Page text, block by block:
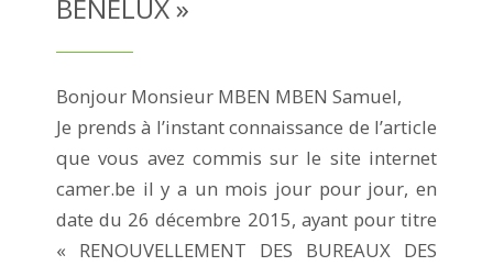
BENELUX »
Bonjour Monsieur MBEN MBEN Samuel,
Je prends à l’instant connaissance de l’article
que vous avez commis sur le site internet
camer.be il y a un mois jour pour jour, en
date du 26 décembre 2015, ayant pour titre
« RENOUVELLEMENT DES BUREAUX DES